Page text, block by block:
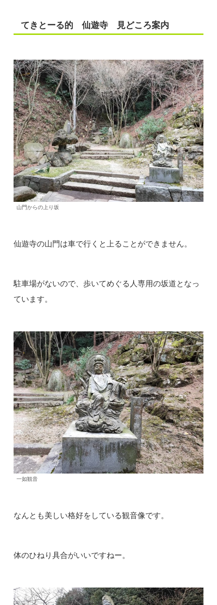
てきとーる的 仙遊寺 見どころ案内
山門からの上り坂
仙遊寺の山門は車で行くと上ることができません。
駐車場がないので、歩いてめぐる人専用の坂道となっ
ています。
一如観音
なんとも美しい格好をしている観音像です。
体のひねり具合がいいですねー。